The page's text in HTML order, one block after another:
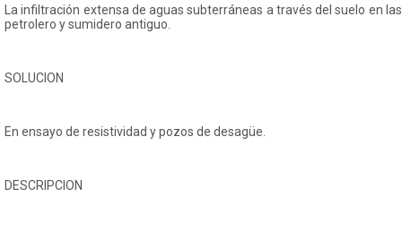
La infiltración extensa de aguas subterráneas a través del suelo en
petrolero y sumidero antiguo.
SOLUCION
En ensayo de resistividad y pozos de desagüe.
DESCRIPCION